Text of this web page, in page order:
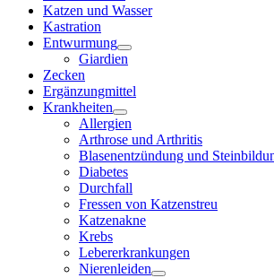
Katzen und Wasser
Kastration
Entwurmung
Giardien
Zecken
Ergänzungmittel
Krankheiten
Allergien
Arthrose und Arthritis
Blasenentzündung und
Diabetes
Durchfall
Fressen von Katzenstreu
Katzenakne
Krebs
Lebererkrankungen
Nierenleiden